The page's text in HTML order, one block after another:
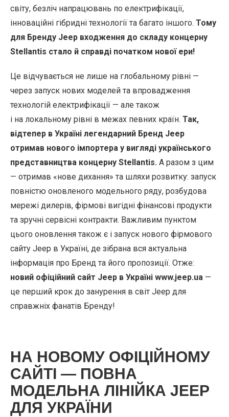
світу, безліч напрацювань по електрифікації,
інноваційні гібридні технології та багато іншого. Тому
для Бренду Jeep входження до складу концерну
Stellantis стало й справді початком нової ери!
Це відчувається не лише на глобальному рівні —
через запуск нових моделей та впровадження
технологій електрифікації — але також
і на локальному рівні в межах певних країн. Так,
відтепер в Україні легендарний Бренд Jeep
отримав нового імпортера у вигляді українського
представництва концерну Stellantis. А разом з цим
— отримав «нове дихання» та шляхи розвитку: запуск
повністю оновленого модельного ряду, розбудова
мережі дилерів, фірмові вигідні фінансові продукти
та зручні сервісні контракти. Важливим пунктом
цього оновлення також є і запуск нового фірмового
сайту Jeep в Україні, де зібрана вся актуальна
інформація про Бренд та його пропозиції. Отже:
новий офіційний сайт Jeep в Україні www.jeep.ua —
це перший крок до занурення в світ Jeep для
справжніх фанатів Бренду!
НА НОВОМУ ОФІЦІЙНОМУ
САЙТІ — ПОВНА
МОДЕЛЬНА ЛІНІЙКА JEEP
ДЛЯ УКРАЇНИ